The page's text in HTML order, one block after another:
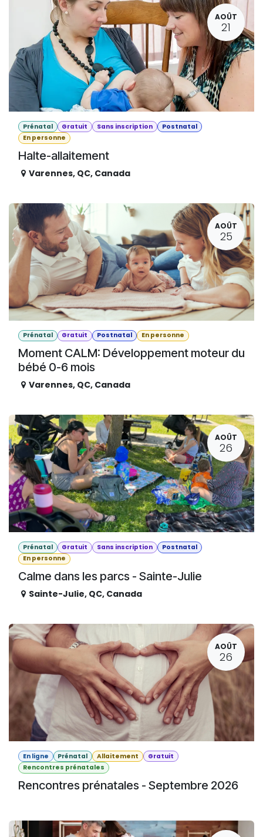
AOÛT
21
Prénatal Gratuit Sans inscription
Postnatal
En personne
Halte-allaitement
Varennes, QC, Canada
AOÛT
25
Prénatal Gratuit Postnatal En personne
Moment CALM: Développement moteur du
bébé 0-6 mois
Varennes, QC, Canada
AOÛT
26
Prénatal Gratuit Sans inscription
Postnatal
En personne
Calme dans les parcs - Sainte-Julie
Sainte-Julie, QC, Canada
AOÛT
26
En ligne Prénatal Allaitement
Gratuit
Rencontres prénatales
Rencontres prénatales - Septembre 2026